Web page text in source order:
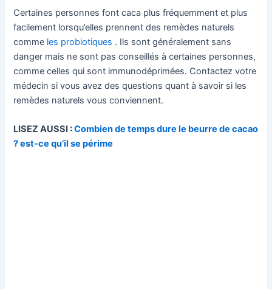
Certaines personnes font caca plus fréquemment et plus
facilement lorsqu’elles prennent des remèdes naturels
comme les probiotiques . Ils sont généralement sans
danger mais ne sont pas conseillés à certaines personnes,
comme celles qui sont immunodéprimées. Contactez votre
médecin si vous avez des questions quant à savoir si les
remèdes naturels vous conviennent.
LISEZ AUSSI :Combien de temps dure le beurre de cacao
? est-ce qu’il se périme